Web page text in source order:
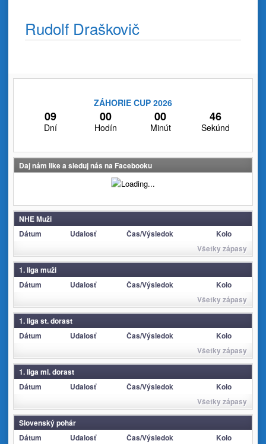
Rudolf Draškovič
ZÁHORIE CUP 2026
09
Dní
00
Hodín
00
Minút
46
Sekúnd
Daj nám like a sleduj nás na Facebooku
NHE Muži
Dátum
Udalosť Čas/Výsledok
Kolo
Všetky zápasy
1. liga muži
Dátum
Udalosť Čas/Výsledok
Kolo
Všetky zápasy
1. liga st. dorast
Dátum
Udalosť Čas/Výsledok
Kolo
Všetky zápasy
1. liga ml. dorast
Dátum
Udalosť Čas/Výsledok
Kolo
Všetky zápasy
Slovenský pohár
Dátum
Udalosť Čas/Výsledok
Kolo